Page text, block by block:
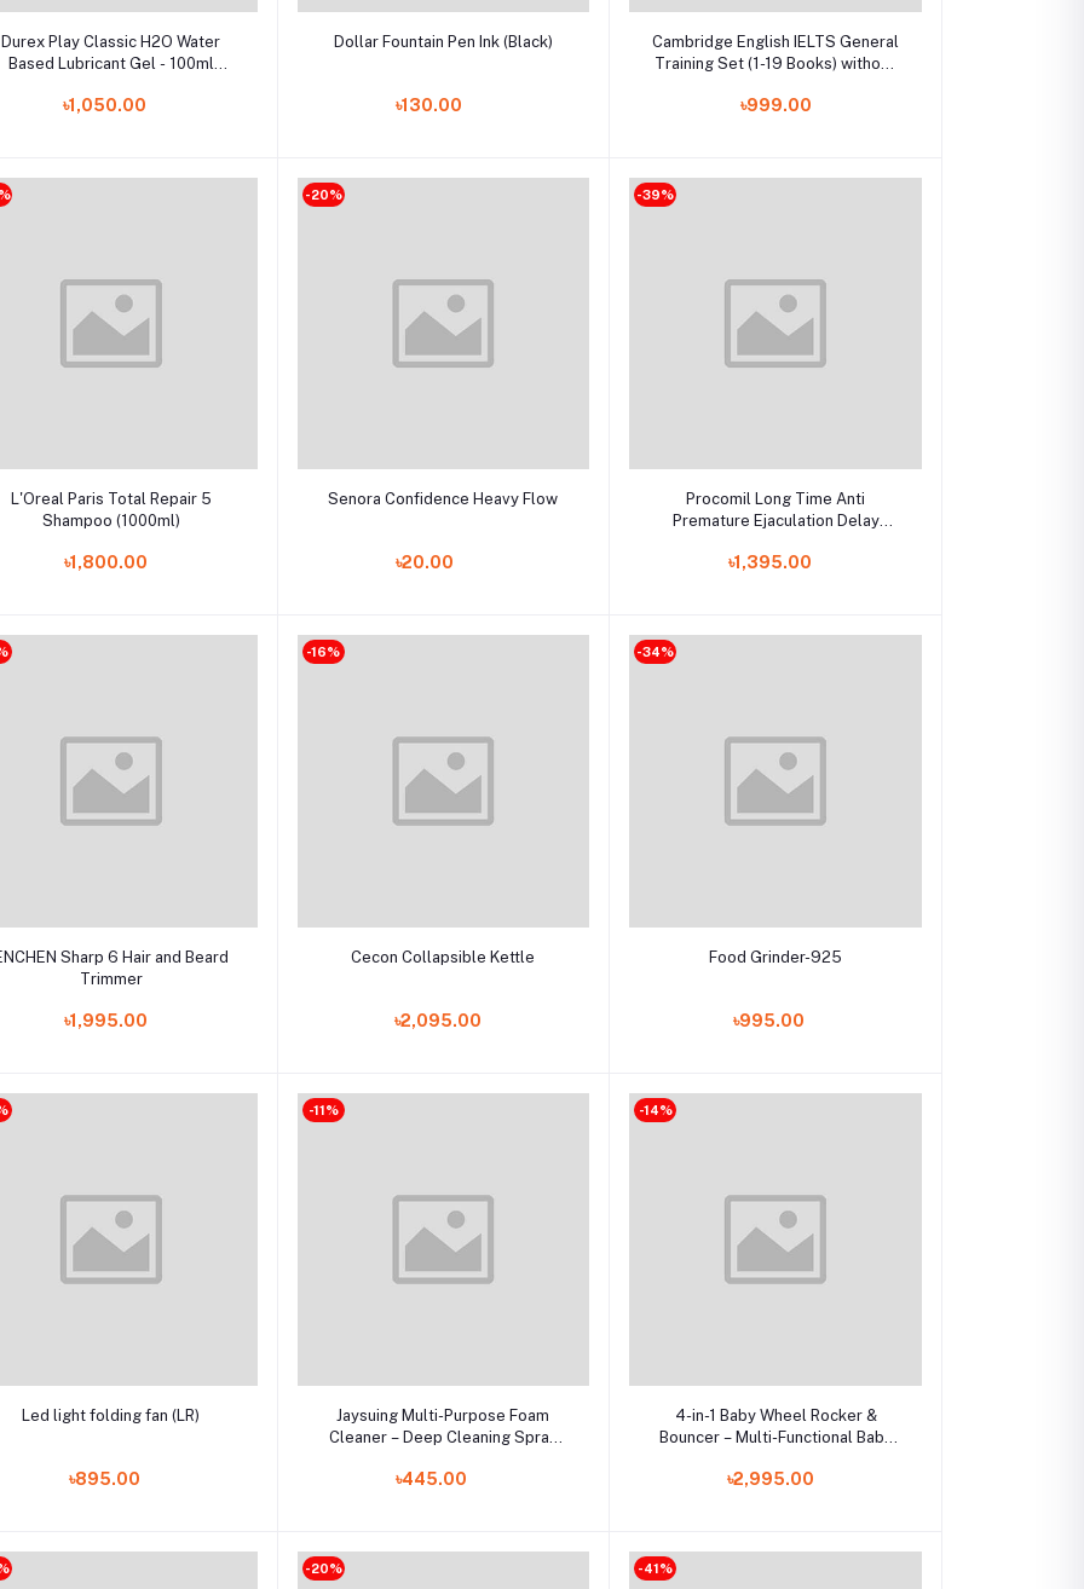
Add to cart
Durex Play Classic H2O Water
Based Lubricant Gel - 100ml
৳1,050.00
Add to cart
Dollar Fountain Pen Ink (Black)
৳130.00
Add to cart
Cambridge English IELTS General
Training Set (1-19 Books) without
৳999.00
Add to cart
L'Oreal Paris Total Repair 5
Shampoo (1000ml)
৳1,800.00
-20%
Add to cart
Senora Confidence Heavy Flow
৳20.00
-39%
Add to cart
Procomil Long Time Anti
Premature Ejaculation Delay
৳1,395.00
Add to cart
Sharp 6 Hair and Beard
Trimmer
৳1,995.00
-16%
Add to cart
Cecon Collapsible Kettle
৳2,095.00
-34%
Add to cart
Food Grinder-925
৳995.00
Add to cart
Led light folding fan (LR)
৳895.00
-11%
Add to cart
Jaysuing Multi-Purpose Foam
Cleaner – Deep Cleaning Spray
৳445.00
-14%
Add to cart
4-in-1 Baby Wheel Rocker &
Bouncer – Multi-Functional Baby
৳2,995.00
-20% -41%